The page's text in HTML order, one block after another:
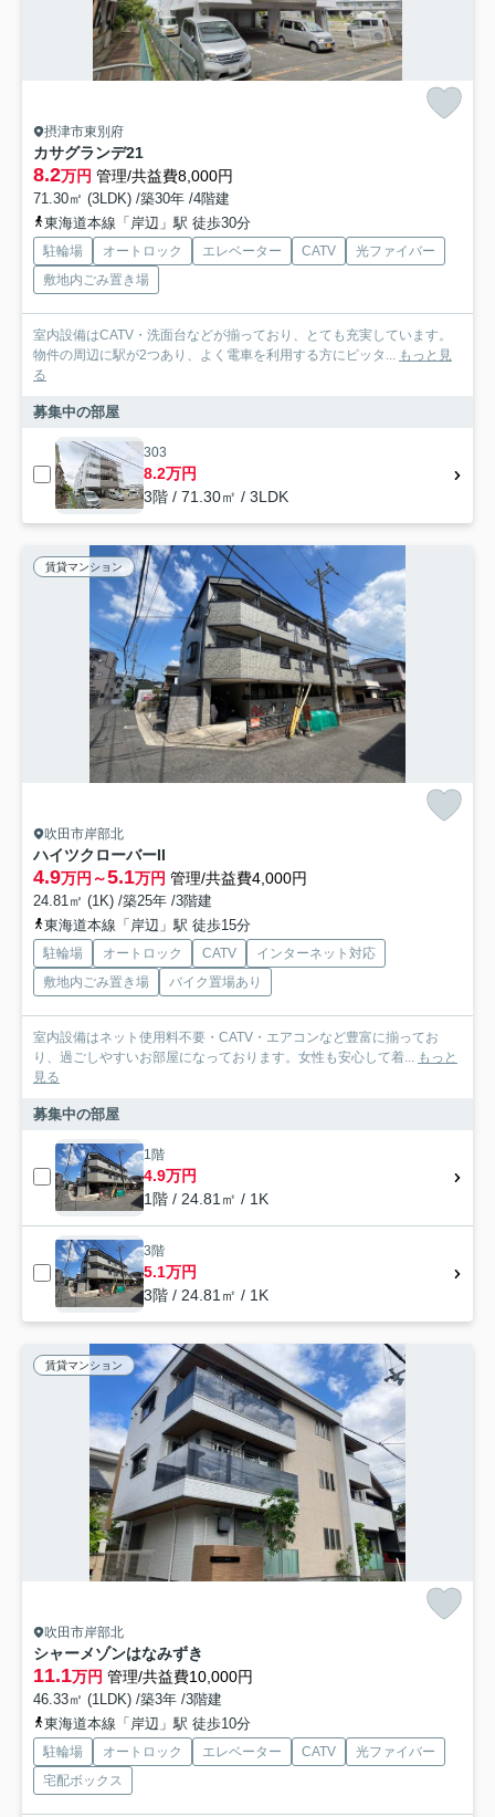
摂津市東別府
カサグランデ21
8.2万円 管理/共益費8,000円
71.30㎡ (3LDK) /築30年 /4階建
東海道本線「岸辺」駅 徒歩30分
駐輪場 オートロック エレベーター CATV
光ファイバー
敷地内ごみ置き場
室内設備はCATV・洗面台などが揃っており、とても充実しています。
物件の周辺に駅が2つあり、よく電車を利用する方にピッタ...
もっと見
る
募集中の部屋
303
8.2万円
3階 / 71.30㎡ / 3LDK
賃貸マンション
吹田市岸部北
ハイツクローバーII
4.9万円～5.1万円 管理/共益費4,000円
24.81㎡ (1K) /築25年 /3階建
東海道本線「岸辺」駅 徒歩15分
駐輪場 オートロック CATV
インターネット対応
敷地内ごみ置き場
バイク置場あり
室内設備はネット使用料不要・CATV・エアコンなど豊富に揃ってお
り、過ごしやすいお部屋になっております。女性も安心して着...
もっと
見る
募集中の部屋
1階
4.9万円
1階 / 24.81㎡ / 1K
3階
5.1万円
3階 / 24.81㎡ / 1K
賃貸マンション
吹田市岸部北
シャーメゾンはなみずき
11.1万円 管理/共益費10,000円
46.33㎡ (1LDK) /築3年 /3階建
東海道本線「岸辺」駅 徒歩10分
駐輪場 オートロック エレベーター CATV
光ファイバー
宅配ボックス